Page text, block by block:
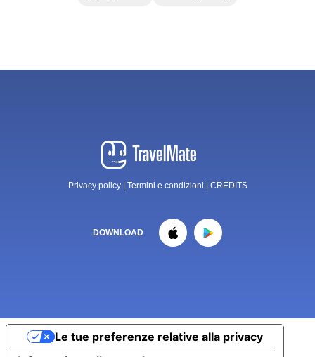
Privacy policy| Termini e condizioni CREDITS
DOWNLOAD
Le tue preferenze relative alla privacy